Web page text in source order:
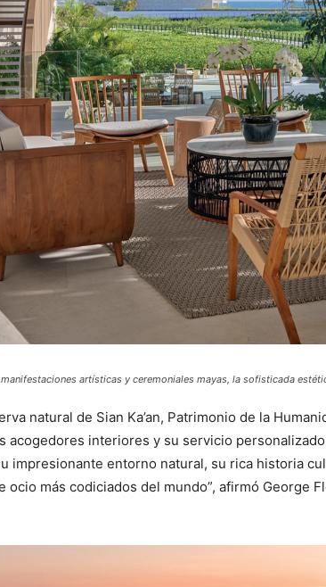
artísticas y ceremoniales mayas, la sofisticada
natural de Sian Ka’an, Patrimonio de la
acogedores interiores y su servicio
impresionante entorno natural, su rica historia
ocio más codiciados del mundo”, afirmó George